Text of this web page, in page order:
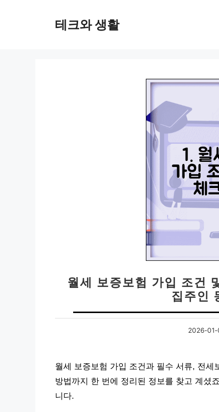
테크와 생활
월세 보증보험 가입 조건
집주인
2026-01-
월세 보증보험 가입 조건과 필수 서류, 전
방법까지 한 번에 정리된 정보를 찾고 계셨
니다.